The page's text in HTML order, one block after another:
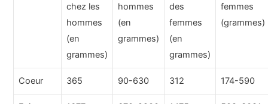
chez les
hommes
(en
grammes)
hommes
(en
grammes)
des
femmes
(en
grammes)
femmes
(grammes)
Coeur 365 90-630 312 174-590